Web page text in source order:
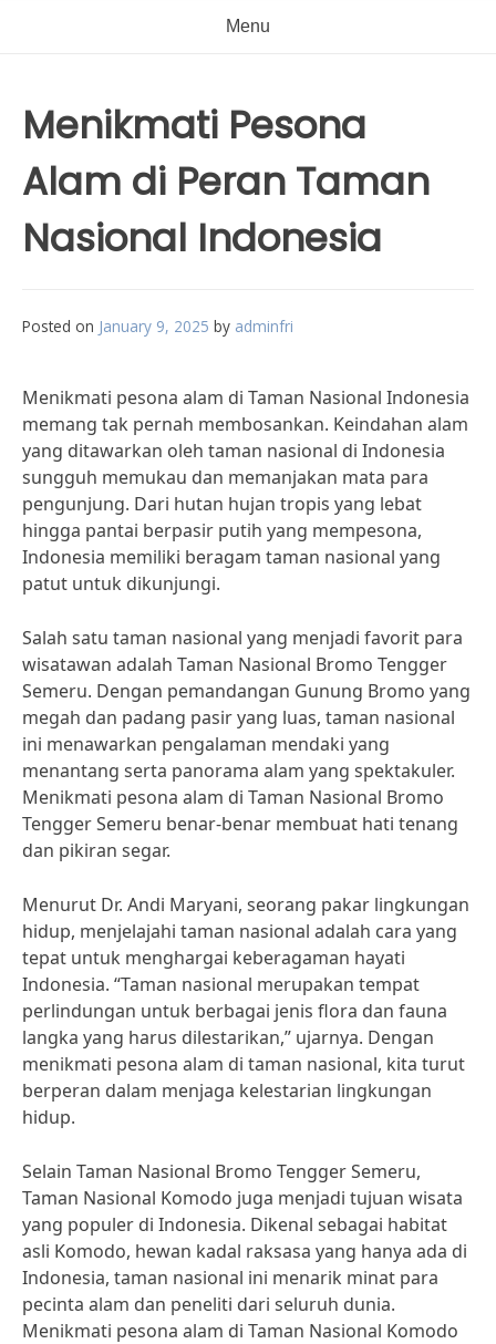
Menu
Menikmati Pesona
Alam di Peran Taman
Nasional Indonesia
Posted on January 9, 2025 by adminfri
Menikmati pesona alam di Taman Nasional Indonesia
memang tak pernah membosankan. Keindahan alam
yang ditawarkan oleh taman nasional di Indonesia
sungguh memukau dan memanjakan mata para
pengunjung. Dari hutan hujan tropis yang lebat
hingga pantai berpasir putih yang mempesona,
Indonesia memiliki beragam taman nasional yang
patut untuk dikunjungi.
Salah satu taman nasional yang menjadi favorit para
wisatawan adalah Taman Nasional Bromo Tengger
Semeru. Dengan pemandangan Gunung Bromo yang
megah dan padang pasir yang luas, taman nasional
ini menawarkan pengalaman mendaki yang
menantang serta panorama alam yang spektakuler.
Menikmati pesona alam di Taman Nasional Bromo
Tengger Semeru benar-benar membuat hati tenang
dan pikiran segar.
Menurut Dr. Andi Maryani, seorang pakar lingkungan
hidup, menjelajahi taman nasional adalah cara yang
tepat untuk menghargai keberagaman hayati
Indonesia. “Taman nasional merupakan tempat
perlindungan untuk berbagai jenis flora dan fauna
langka yang harus dilestarikan,” ujarnya. Dengan
menikmati pesona alam di taman nasional, kita turut
berperan dalam menjaga kelestarian lingkungan
hidup.
Selain Taman Nasional Bromo Tengger Semeru,
Taman Nasional Komodo juga menjadi tujuan wisata
yang populer di Indonesia. Dikenal sebagai habitat
asli Komodo, hewan kadal raksasa yang hanya ada di
Indonesia, taman nasional ini menarik minat para
pecinta alam dan peneliti dari seluruh dunia.
Menikmati pesona alam di Taman Nasional Komodo